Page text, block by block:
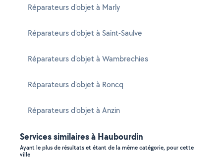
Réparateurs d'objet à Marly
Réparateurs d'objet à Saint-Saulve
Réparateurs d'objet à Wambrechies
Réparateurs d'objet à Roncq
Réparateurs d'objet à Anzin
Services similaires à Haubourdin
Ayant le plus de résultats et étant de la même catégorie, pour cette
ville